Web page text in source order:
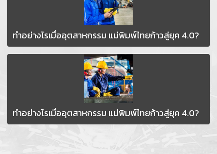
ทำอย่างไรเมื่ออุตสาหกรรม แม่พิมพ์ไทยก้าวสู่ยุค 4.0?
ทำอย่างไรเมื่ออุตสาหกรรม แม่พิมพ์ไทยก้าวสู่ยุค 4.0?